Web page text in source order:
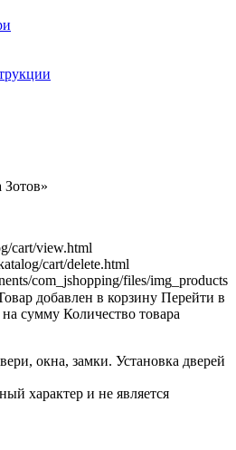
cart/view.html
cart/delete.html
com_jshopping/files/img_products
добавлен в корзину Перейти в
на сумму Количество товара
окна, замки. Установка дверей
характер и не является